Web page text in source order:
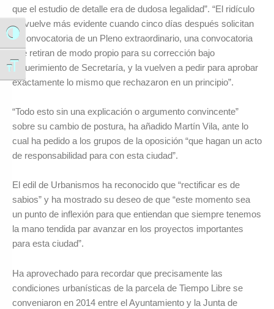
Alternar alto contraste
Alternar tamaño de letra
que el estudio de detalle era de dudosa legalidad”. “El ridículo
se vuelve más evidente cuando cinco días después solicitan
la convocatoria de un Pleno extraordinario, una convocatoria
que retiran de modo propio para su corrección bajo
requerimiento de Secretaría, y la vuelven a pedir para aprobar
exactamente lo mismo que rechazaron en un principio”.
“Todo esto sin una explicación o argumento convincente”
sobre su cambio de postura, ha añadido Martín Vila, ante lo
cual ha pedido a los grupos de la oposición “que hagan un acto
de responsabilidad para con esta ciudad”.
El edil de Urbanismos ha reconocido que “rectificar es de
sabios” y ha mostrado su deseo de que “este momento sea
un punto de inflexión para que entiendan que siempre tenemos
la mano tendida par avanzar en los proyectos importantes
para esta ciudad”.
Ha aprovechado para recordar que precisamente las
condiciones urbanísticas de la parcela de Tiempo Libre se
conveniaron en 2014 entre el Ayuntamiento y la Junta de